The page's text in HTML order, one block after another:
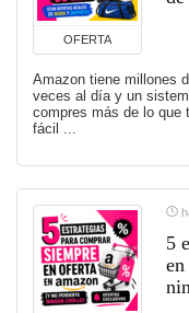
OFERTA
Amazon tiene millones
veces al día y un
compres más de lo que
fácil ...
5